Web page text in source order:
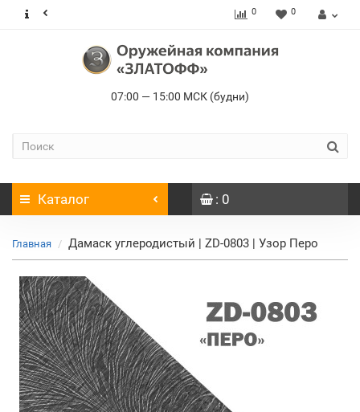
0 0
07:00 — 15:00 МСК (будни)
Каталог : 0
Главная Дамаск углеродистый | ZD-0803 | Узор Перо